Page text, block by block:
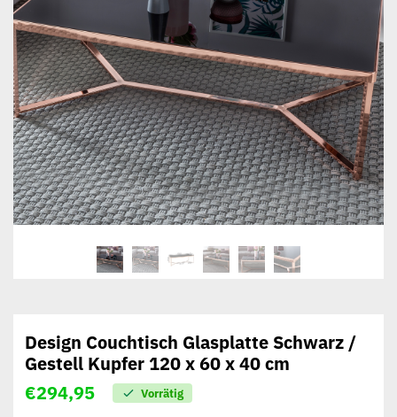
Design Couchtisch Glasplatte Schwarz /
Gestell Kupfer 120 x 60 x 40 cm
€294,95 Vorrätig